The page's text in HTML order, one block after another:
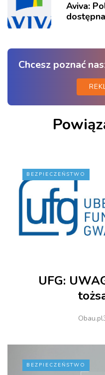
Aviva:
Chcesz poznać
BEZPIECZEŃSTWO
UFG:
Obau.pl
BEZPIECZEŃSTWO